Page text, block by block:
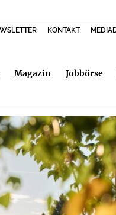
KONTAKT
Magazin Jobbörse